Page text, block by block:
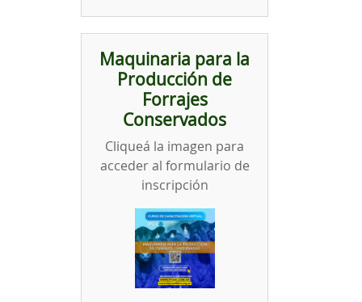
Maquinaria para la
Producción de
Forrajes
Conservados
Cliqueá la imagen para
acceder al formulario de
inscripción